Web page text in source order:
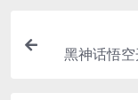
黑神话悟